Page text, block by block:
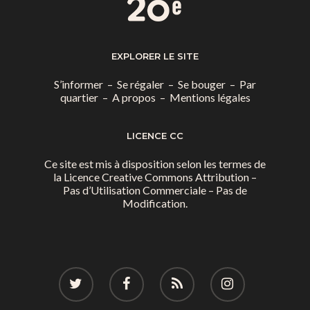
EXPLORER LE SITE
S’informer – Se régaler – Se bouger – Par
quartier– A propos – Mentions légales
LICENCE CC
Ce site est mis à disposition selon les termes de
la Licence Creative Commons Attribution –
Pas d’Utilisation Commerciale – Pas de
Modification.